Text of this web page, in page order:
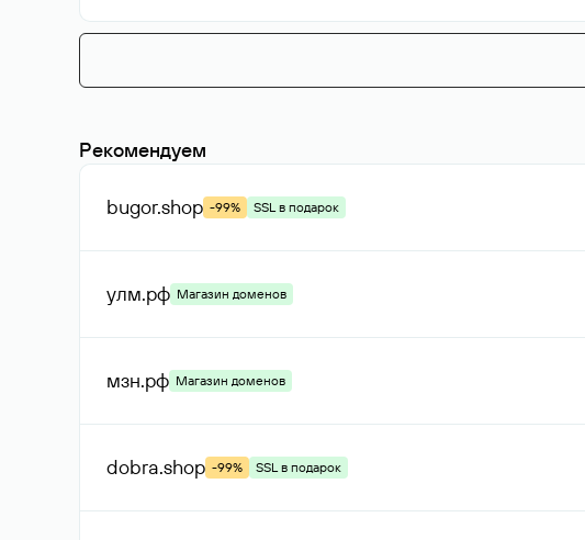
Рекомендуем
bugor.shop -99% SSL в подарок
улм.рф Магазин доменов
мзн.рф Магазин доменов
dobra.shop -99% SSL в подарок